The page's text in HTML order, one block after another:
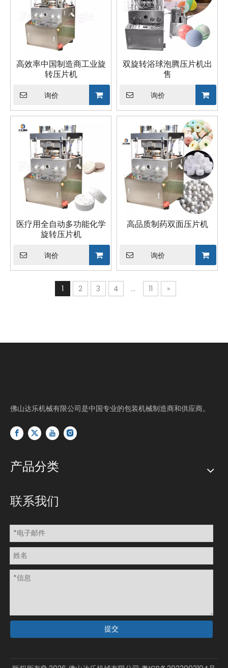
高效率中国制造商工业旋
转压片机
询价
双旋转浴球泡腾压片机出
售
询价
医疗用全自动多功能化学
旋转压片机
询价
高品质制药双面压片机
询价
1 2 3 4 ... 11 »
佛山达乐机械有限公司是中国专业的包装机械制造商和供应商。
产品分类
联系我们
提交